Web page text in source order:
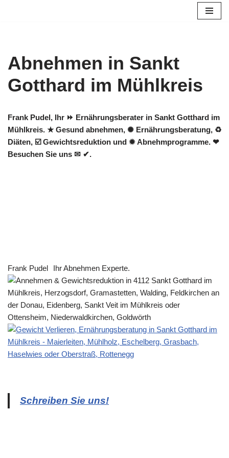
Abnehmen in Sankt
Gotthard im Mühlkreis
Frank Pudel, Ihr ⏩ Ernährungsberater in Sankt Gotthard im
Mühlkreis. ★ Gesund abnehmen, ✺ Ernährungsberatung, ♻
Diäten, ☑️ Gewichtsreduktion und ✹ Abnehmprogramme. ❤
Besuchen Sie uns ✉ ✔.
Frank Pudel Ihr Abnehmen Experte.
Schreiben Sie uns!